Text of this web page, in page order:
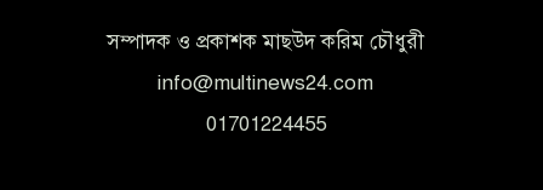
সম্পাদক ও প্রকাশক মাছউদ করিম চৌধুরী
info@multinews24.com
01701224455